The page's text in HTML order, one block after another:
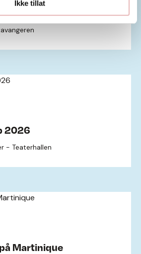
Ikke tillat
2026
- Teaterhallen
Martinique